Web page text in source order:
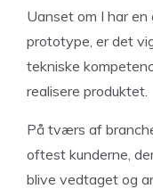
Uanset om I har en
prototype, er det
tekniske
realisere produktet.
På tværs af
oftest kunderne,
blive vedtaget og